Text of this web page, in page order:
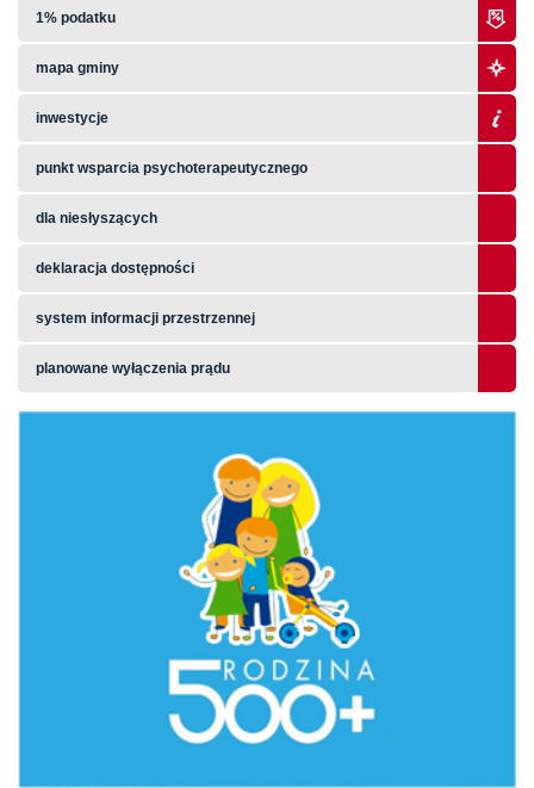
1% podatku
mapa gminy
inwestycje
punkt wsparcia psychoterapeutycznego
dla niesłyszących
deklaracja dostępności
system informacji przestrzennej
planowane wyłączenia prądu